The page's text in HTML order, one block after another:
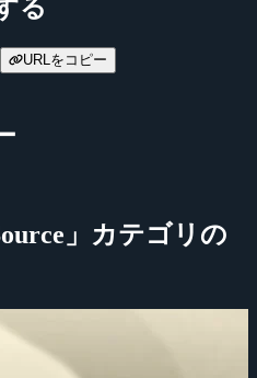
る
URLをコピー
」カテゴリの